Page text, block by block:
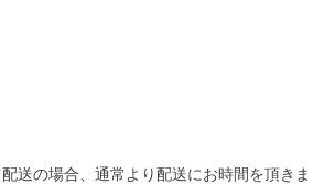
送の場合、通常より配送にお時間を頂きま